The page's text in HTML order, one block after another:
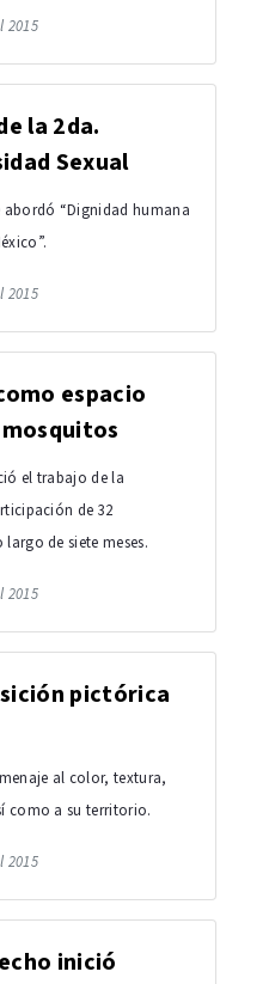
2015
la 2da.
Sexual
abordó “Dignidad humana
2015
espacio
el trabajo de la
de 32
de siete meses.
2015
pictórica
al color, textura,
como a su territorio.
2015
inició